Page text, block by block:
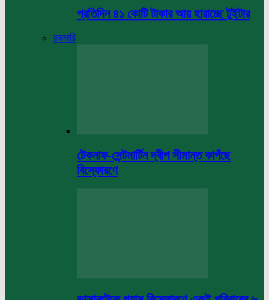
প্রতিদিন ৪১ কোটি টাকার আয় হারাচ্ছে টুইটার
রকমারি
টেকনাফ-সেন্টমার্টিন দ্বীপ সীমান্ত কাপঁছে
বিস্ফোরণে